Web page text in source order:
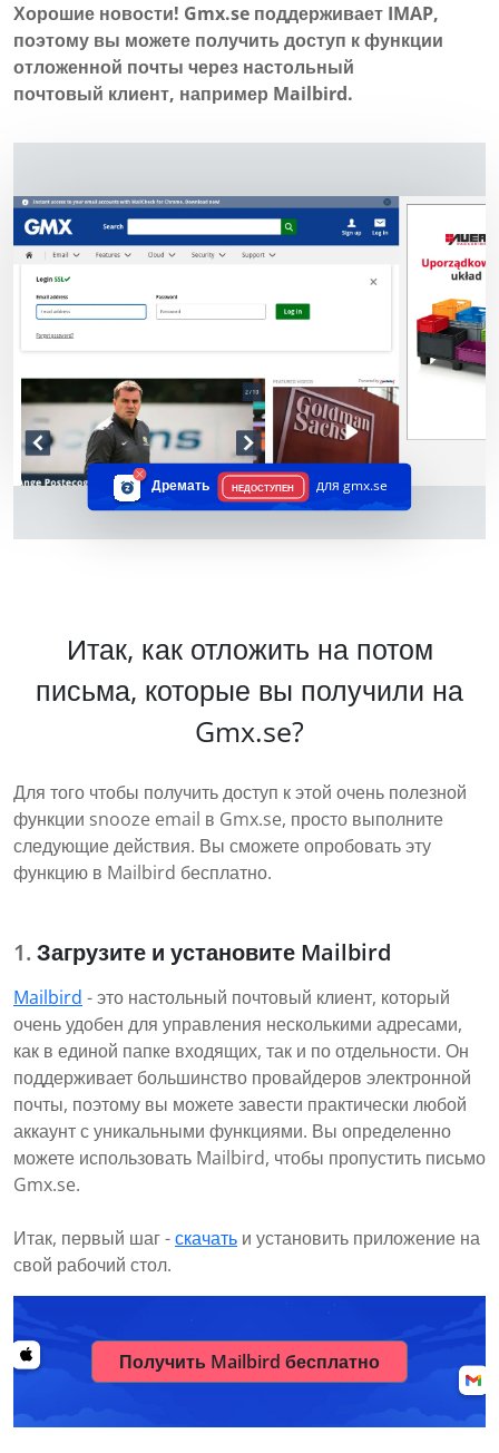
Хорошие новости! Gmx.se поддерживает IMAP,
поэтому вы можете получить доступ к функции
отложенной почты через настольный
почтовый клиент, например Mailbird.
Дремать НЕДОСТУПЕН для gmx.se
Итак, как отложить на потом
письма, которые вы получили на
Gmx.se?
Для того чтобы получить доступ к этой очень полезной
функции snooze email в Gmx.se, просто выполните
следующие действия. Вы сможете опробовать эту
функцию в Mailbird бесплатно.
Загрузите и установите Mailbird
Mailbird - это настольный почтовый клиент, который
очень удобен для управления несколькими адресами,
как в единой папке входящих, так и по отдельности. Он
поддерживает большинство провайдеров электронной
почты, поэтому вы можете завести практически любой
аккаунт с уникальными функциями. Вы определенно
можете использовать Mailbird, чтобы пропустить письмо
Gmx.se.
Итак, первый шаг -скачать и установить приложение на
свой рабочий стол.
Получить Mailbird бесплатно